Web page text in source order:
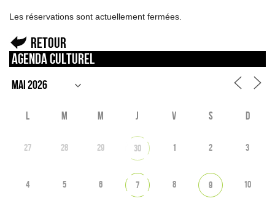
Les réservations sont actuellement fermées.
Retour
Agenda culturel
L M M J V S D
27 28 29 30 1 2 3
4 5 6 7 8 9 10